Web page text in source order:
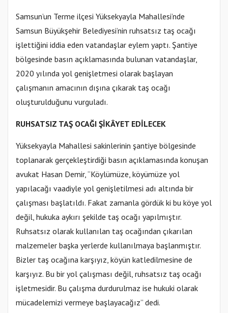
Samsun’un Terme ilçesi Yüksekyayla Mahallesi’nde
Samsun Büyükşehir Belediyesi’nin ruhsatsız taş ocağı
işlettiğini iddia eden vatandaşlar eylem yaptı. Şantiye
bölgesinde basın açıklamasında bulunan vatandaşlar,
2020 yılında yol genişletmesi olarak başlayan
çalışmanın amacının dışına çıkarak taş ocağı
oluşturulduğunu vurguladı.
RUHSATSIZ TAŞ OCAĞI ŞİKÂYET EDİLECEK
Yüksekyayla Mahallesi sakinlerinin şantiye bölgesinde
toplanarak gerçekleştirdiği basın açıklamasında konuşan
avukat Hasan Demir, “Köylümüze, köyümüze yol
yapılacağı vaadiyle yol genişletilmesi adı altında bir
çalışması başlatıldı. Fakat zamanla gördük ki bu köye yol
değil, hukuka aykırı şekilde taş ocağı yapılmıştır.
Ruhsatsız olarak kullanılan taş ocağından çıkarılan
malzemeler başka yerlerde kullanılmaya başlanmıştır.
Bizler taş ocağına karşıyız, köyün katledilmesine de
karşıyız. Bu bir yol çalışması değil, ruhsatsız taş ocağı
işletmesidir. Bu çalışma durdurulmaz ise hukuki olarak
mücadelemizi vermeye başlayacağız” dedi.